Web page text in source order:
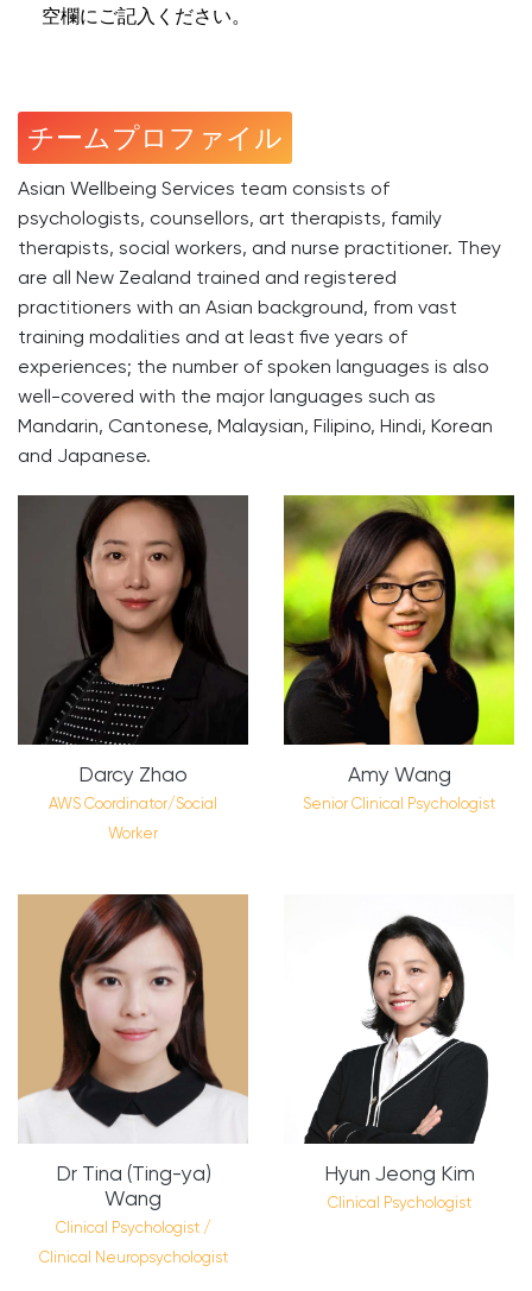
空欄にご記入ください。
チームプロファイル
Asian Wellbeing Services team consists of
psychologists, counsellors, art therapists, family
therapists, social workers, and nurse practitioner. They
are all New Zealand trained and registered
practitioners with an Asian background, from vast
training modalities and at least five years of
experiences; the number of spoken languages is also
well-covered with the major languages such as
Mandarin, Cantonese, Malaysian, Filipino, Hindi, Korean
and Japanese.
Darcy Zhao
AWS Coordinator/Social
Worker
Amy Wang
Senior Clinical Psychologist
Dr Tina (Ting-ya)
Wang
Clinical Psychologist /
Clinical Neuropsychologist
Hyun Jeong Kim
Clinical Psychologist